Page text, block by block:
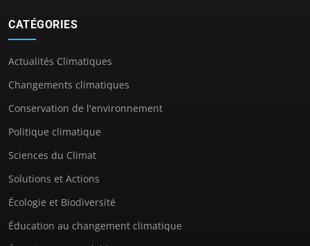
CATÉGORIES
Actualités Climatiques
Changements climatiques
Conservation de l'environnement
Politique climatique
Sciences du Climat
Solutions et Actions
Écologie et Biodiversité
Éducation au changement climatique